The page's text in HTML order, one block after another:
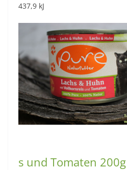
437,9 kJ
s und Tomaten 200g